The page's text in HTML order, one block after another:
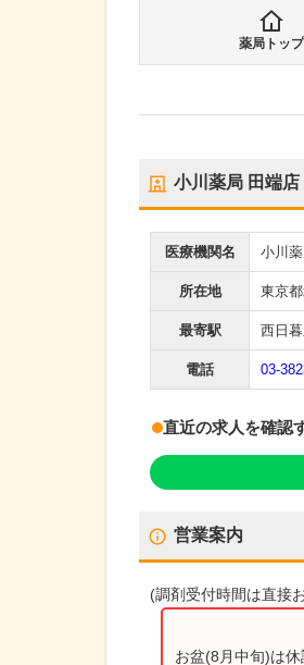
薬局トップ
小川薬局 田端店
医療機関名 小川
所在地 東京
最寄駅 西日
電話 03-
直近の求人を確認
営業案内
(調剤受付時間は直接
お盆(8月中旬)は